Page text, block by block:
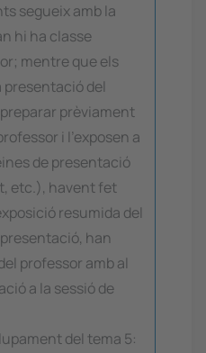
segueix amb la
hi ha classe
mentre que els
del
prèviament
i l'exposen a
de presentació
etc.), havent fet
resumida del
han
professor amb al
a la sessió de
del tema 5: